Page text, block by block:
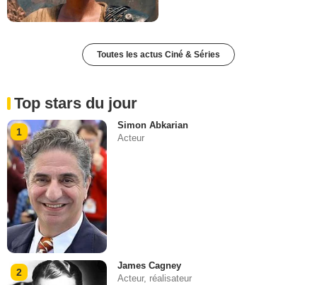
Toutes les actus Ciné & Séries
Top stars du jour
1
Simon Abkarian
Acteur
2
James Cagney
Acteur, réalisateur